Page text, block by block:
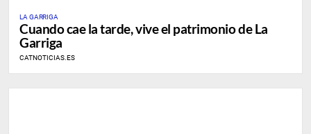
LA GARRIGA
Cuando cae la tarde, vive el patrimonio de La
Garriga
CATNOTICIAS.ES